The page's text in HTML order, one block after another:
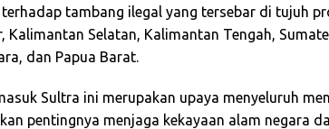
tambang ilegal yang tersebar di tujuh
Selatan, Kalimantan Tengah,
dan Papua Barat.
Sultra ini merupakan upaya menyeluruh
pentingnya menjaga kekayaan alam negara